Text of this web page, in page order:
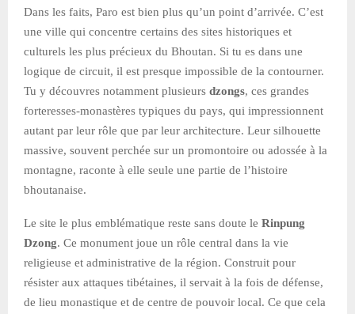
Dans les faits, Paro est bien plus qu’un point d’arrivée. C’est
une ville qui concentre certains des sites historiques et
culturels les plus précieux du Bhoutan. Si tu es dans une
logique de circuit, il est presque impossible de la contourner.
Tu y découvres notamment plusieurs dzongs, ces grandes
forteresses-monastères typiques du pays, qui impressionnent
autant par leur rôle que par leur architecture. Leur silhouette
massive, souvent perchée sur un promontoire ou adossée à la
montagne, raconte à elle seule une partie de l’histoire
bhoutanaise.
Le site le plus emblématique reste sans doute le Rinpung
Dzong. Ce monument joue un rôle central dans la vie
religieuse et administrative de la région. Construit pour
résister aux attaques tibétaines, il servait à la fois de défense,
de lieu monastique et de centre de pouvoir local. Ce que cela